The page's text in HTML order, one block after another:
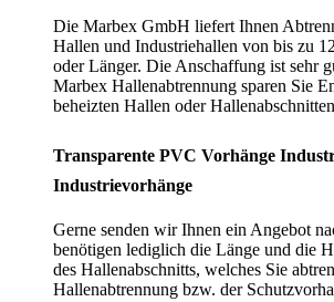
Die Marbex GmbH liefert Ihnen
Hallen und Industriehallen von bis zu
oder Länger. Die Anschaffung ist sehr
Marbex Hallenabtrennung sparen Sie
beheizten Hallen oder
Transparente PVC Vorhänge
Industrievorhänge
Gerne senden wir Ihnen ein Angebot
benötigen lediglich die Länge und die
des Hallenabschnitts, welches Sie
Hallenabtrennung bzw. der